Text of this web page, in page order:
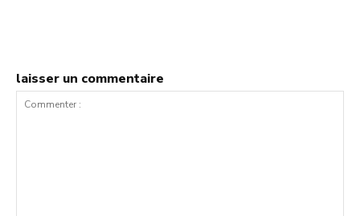
laisser un commentaire